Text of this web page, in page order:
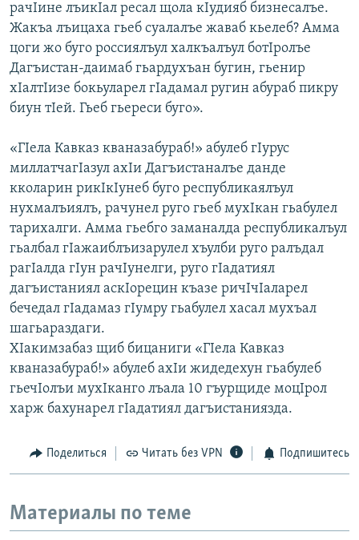
рачIине лъикIал ресал щола кIудияб бизнесалъе.
Жакъа лъицаха гьеб суалалъе жаваб кьелеб? Амма
цоги жo буго россиялъул халкъалъул ботIролъе
Дагъистан-даимаб гьардухъан бугин, гьенир
хIалтIизе бокьуларел гIадамал ругин абураб пикру
биун тIей. Гьеб гьереси буго».
«ГIела Кавказ кваназабураб!» абулеб гIурус
миллатчагIазул ахIи Дагъистаналъе данде
кколарин рикIкIунеб буго республикаялъул
нухмалъиялъ, рачунел руго гьеб мухIкан гьабулел
тарихалги. Амма гьебго заманалда республикалъул
гьалбал гIажаиблъизарулел хъулби руго ралъдал
рагIалда гIун рачIунелги, руго гIадатиял
дагъистаниял аскIорецин къазе ричIчIаларел
бечедал гIадамаз гIумру гьабулел хасал мухъал
шагьараздаги.
ХIакимзабаз щиб бицаниги «ГIела Кавказ
кваназабураб!» абулеб ахIи жидедехун гьабулеб
гьечIолъи мухIканго лъала 10 гъурщиде моцIрол
харж бахунарел гIадатиял дагъистаниязда.
Поделиться Читать без VPN Подпишитесь
Материалы по теме